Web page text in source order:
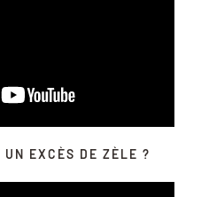
EXCÈS DE ZÈLE ?